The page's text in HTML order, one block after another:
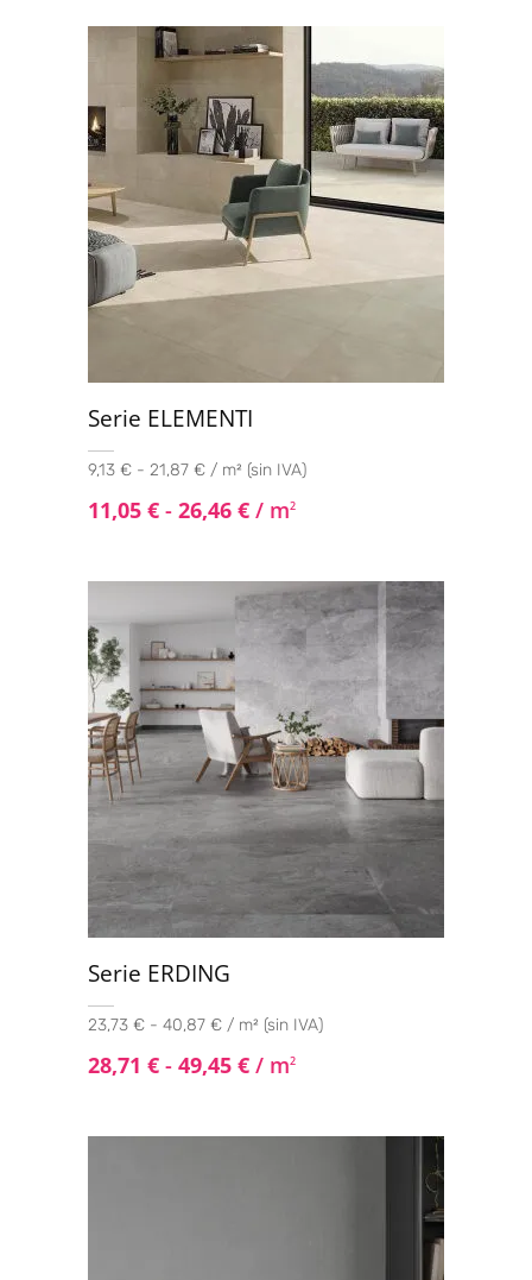
Serie ELEMENTI
9,13 € - 21,87 € / m² (sin IVA)
11,05 € - 26,46 € / m2
Serie ERDING
23,73 € - 40,87 € / m² (sin IVA)
28,71 € - 49,45 € / m2